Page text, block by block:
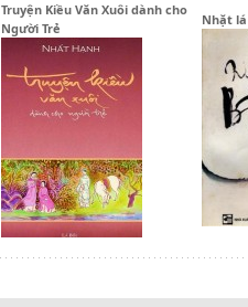
Truyện Kiều Văn Xuôi dành cho
Người Trẻ
Nhặt